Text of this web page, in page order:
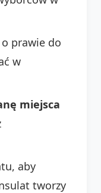
prawie do
w
miejsca
aby
tworzy